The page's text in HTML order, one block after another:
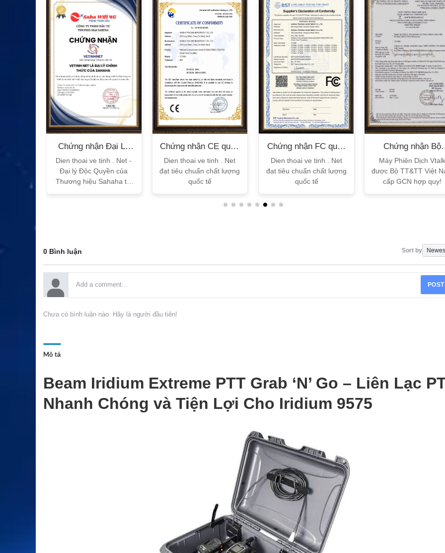
Chứng nhận Đại Lý
Sahaha
Dien thoai ve tinh . Net -
Đại lý Độc Quyền của
Thương hiệu Sahaha tại
Chứng nhận CE quốc
tế
Dien thoai ve tinh . Net
đạt tiêu chuẩn chất lượng
quốc tế
Chứng nhận FC quốc
tế
Dien thoai ve tinh . Net
đạt tiêu chuẩn chất lượng
quốc tế
Chứng nhận Bộ
TT&TT
Máy Phiên Dịch
được Bộ TT&TT Việt
cấp GCN hợp quy!
0 Bình luận Sort by
POST
Chưa có bình luận nào. Hãy là người đầu tiên!
Mô tả
Beam Iridium Extreme PTT Grab ‘N’ Go – Liên Lạc
Nhanh Chóng và Tiện Lợi Cho Iridium 9575